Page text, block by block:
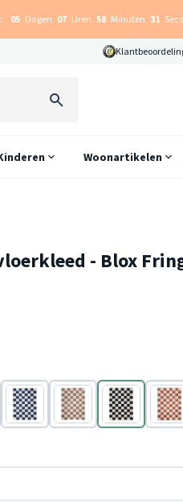
05 Dagen 07 Uren 58 Minuten 30
Woonartikelen
- Blox
Blauw Beige Zwart/WitWit